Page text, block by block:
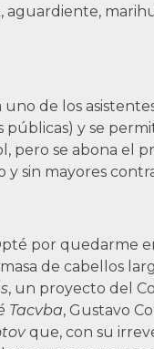
aguardiente,
de los
y se
pero se abona
y sin mayores
por quedarme
de cabellos
, un proyecto del
Tacvba, Gustavo
que, con su